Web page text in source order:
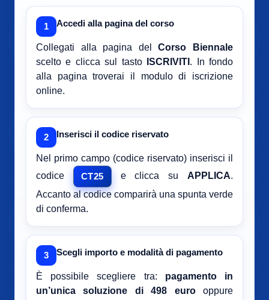
1 Accedi alla pagina del corso
Collegati alla pagina delCorso Biennale
scelto e clicca sul tasto
ISCRIVITI . In fondo
alla pagina troverai il modulo di iscrizione
online.
2 Inserisci il codice riservato
Nel primo campo (codice riservato) inserisci il
codice
CT25 e clicca suAPPLICA.
Accanto al codice comparirà una spunta verde
di conferma.
3 Scegli importo e modalità di pagamento
È possibile scegliere tra: pagamento in
un’unica soluzione di 498 eurooppure